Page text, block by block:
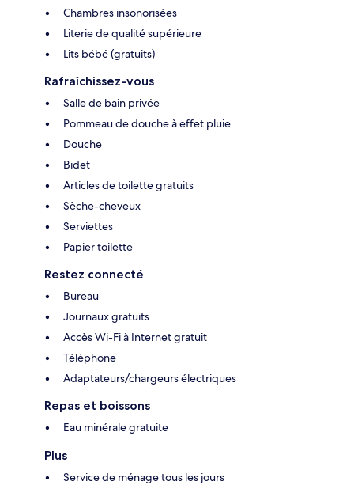
Chambres insonorisées
Literie de qualité supérieure
Lits bébé (gratuits)
Rafraîchissez-vous
Salle de bain privée
Pommeau de douche à effet pluie
Douche
Bidet
Articles de toilette gratuits
Sèche-cheveux
Serviettes
Papier toilette
Restez connecté
Bureau
Journaux gratuits
Accès Wi-Fi à Internet gratuit
Téléphone
Adaptateurs/chargeurs électriques
Repas et boissons
Eau minérale gratuite
Plus
Service de ménage tous les jours